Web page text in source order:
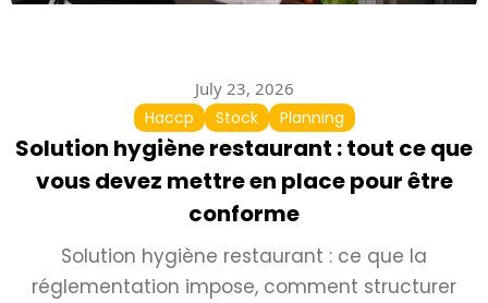
July 23, 2026
Haccp
Stock Planning
Solution hygiène restaurant : tout ce que
vous devez mettre en place pour être
conforme
Solution hygiène restaurant : ce que la
réglementation impose, comment structurer